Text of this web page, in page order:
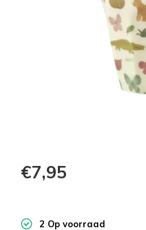
€7,95
2 Op voorraad